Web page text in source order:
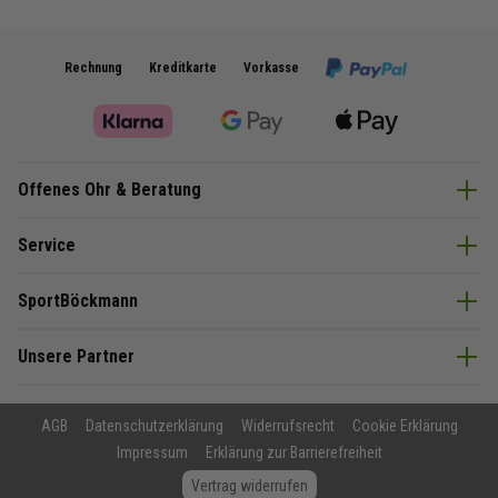
Rechnung Kreditkarte Vorkasse
Offenes Ohr & Beratung
Service
SportBöckmann
Unsere Partner
AGB Datenschutzerklärung Widerrufsrecht
Cookie Erklärung
Impressum
Erklärung zur Barrierefreiheit
Vertrag widerrufen